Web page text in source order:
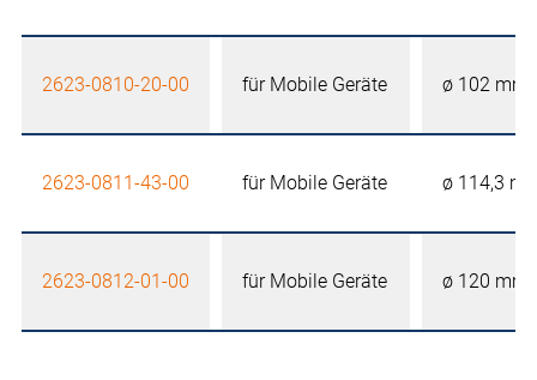
2623-0810-20-00 für Mobile Geräte ø 102 mm
2623-0811-43-00 für Mobile Geräte ø 114,3
2623-0812-01-00 für Mobile Geräte ø 120 mm